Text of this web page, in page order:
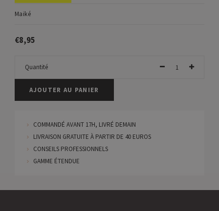
Maiké
€8,95
Quantité
AJOUTER AU PANIER
COMMANDÉ AVANT 17H, LIVRÉ DEMAIN
LIVRAISON GRATUITE À PARTIR DE 40 EUROS
CONSEILS PROFESSIONNELS
GAMME ÉTENDUE